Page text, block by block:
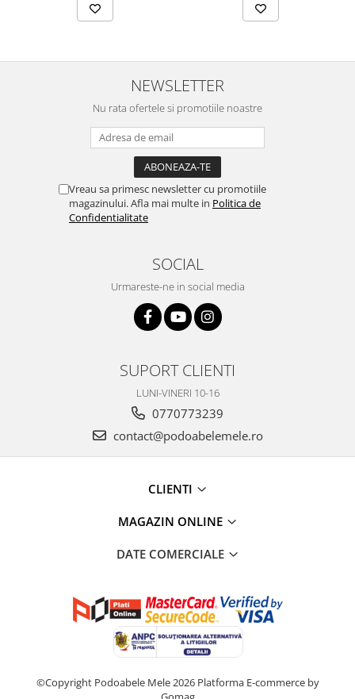
NEWSLETTER
Nu rata ofertele si promotiile noastre
Vreau sa primesc newsletter cu promotiile
magazinului. Afla mai multe in Politica de
Confidentialitate
SOCIAL
Urmareste-ne in social media
SUPORT CLIENTI
LUNI-VINERI 10-16
0770773239
contact@podoabelemele.ro
CLIENTI
MAGAZIN ONLINE
DATE COMERCIALE
©Copyright Podoabele Mele 2026 Platforma E-commerce by